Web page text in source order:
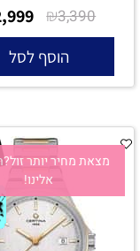
₪3,390
הוסף לסל
מצאת מחיר יותר
אלינו!